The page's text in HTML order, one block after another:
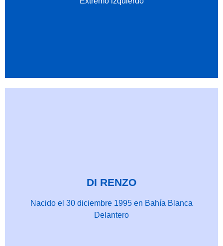
DI RENZO
Nacido el 30 diciembre 1995 en Bahía Blanca
Delantero